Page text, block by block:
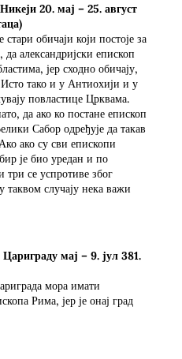
20. мај – 25. август
обичаји који постоје за
александријски епископ
јер сходно обичају,
тако и у Антиохији и у
повластице Црквама.
да ако ко постане епископ
Сабор одређује да такав
ако су сви епископи
је био уредан и по
се успротиве због
таквом случају нека важи
мај – 9. јул 381.
мора имати
Рима, јер је онај град